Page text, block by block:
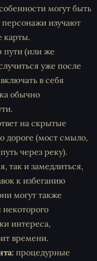
могут быть
изучают
карты.
пути (или же
уже после
в себя
обычно
на скрытые
дороге (мост смыло,
через реку).
так и замедлиться,
к избеганию
могут также
некоторого
интереса,
времени.
процедурные